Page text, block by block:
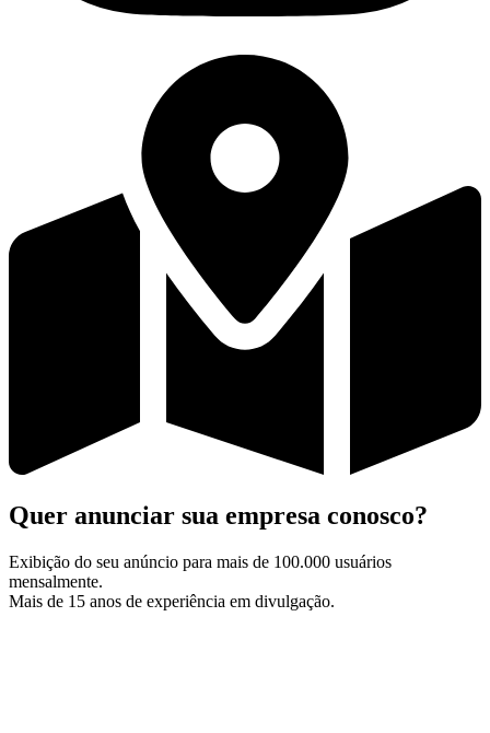
Quer anunciar sua empresa conosco?
Exibição do seu anúncio para mais de 100.000 usuários
mensalmente.
Mais de 15 anos de experiência em divulgação.